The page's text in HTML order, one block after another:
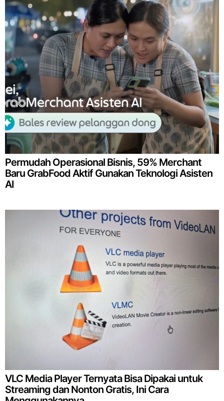
Permudah Operasional Bisnis, 59% Merchant
Baru GrabFood Aktif Gunakan Teknologi Asisten
AI
VLC Media Player Ternyata Bisa Dipakai untuk
Streaming dan Nonton Gratis, Ini Cara